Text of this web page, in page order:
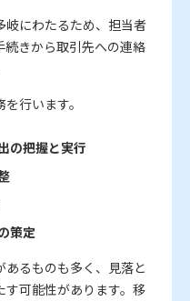
岐にわたるため、担当者
続きから取引先への連絡
行います。
の把握と実行
策定
るものも多く、見落と
す可能性があります。移